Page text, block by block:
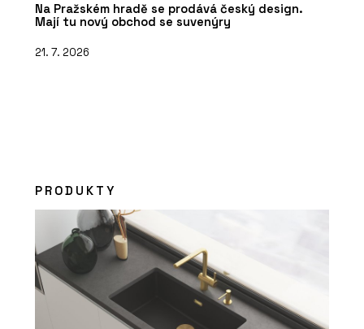
Na Pražském hradě se prodává český design.
Mají tu nový obchod se suvenýry
21. 7. 2026
PRODUKTY